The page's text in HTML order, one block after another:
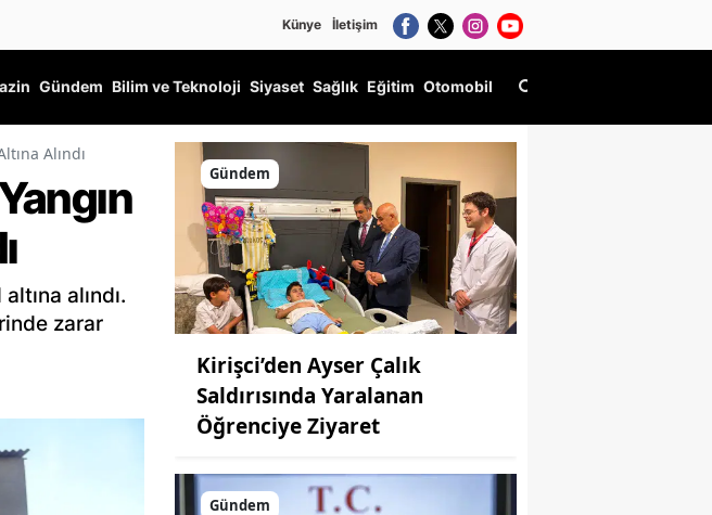
Künye İletişim
Gündem Bilim ve Teknoloji Siyaset Sağlık Eğitim Otomobil
Alındı
alındı.
zarar
Gündem
Kirişci’den Ayser Çalık
Saldırısında Yaralanan
Öğrenciye Ziyaret
Gündem